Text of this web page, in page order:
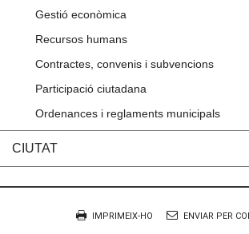
Gestió econòmica
Recursos humans
Contractes, convenis i subvencions
Participació ciutadana
Ordenances i reglaments municipals
CIUTAT
Document
IMPRIMEIX-HO ENVIAR PER